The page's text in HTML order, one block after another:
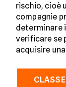
rischio, cioè
compagnie
determinare
verificare se
acquisire